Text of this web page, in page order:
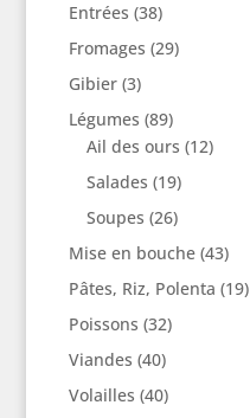
Entrées (38)
Fromages (29)
Gibier(3)
Légumes (89)
Ail des ours (12)
Salades (19)
Soupes (26)
Mise en bouche(43)
Pâtes, Riz, Polenta (19)
Poissons (32)
Viandes (40)
Volailles (40)